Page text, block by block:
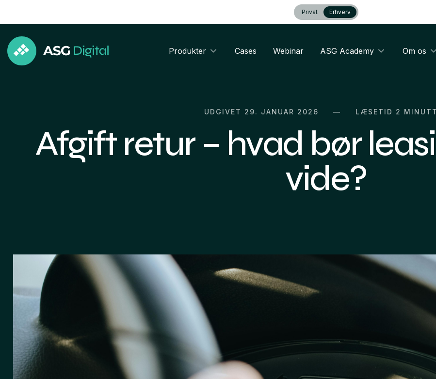
Privat Erhverv
Produkter Cases Webinar ASG Academy Om os
UDGIVET 29. JANUAR 2026 LÆSETID 2
Afgift retur – hvad bør
vide?